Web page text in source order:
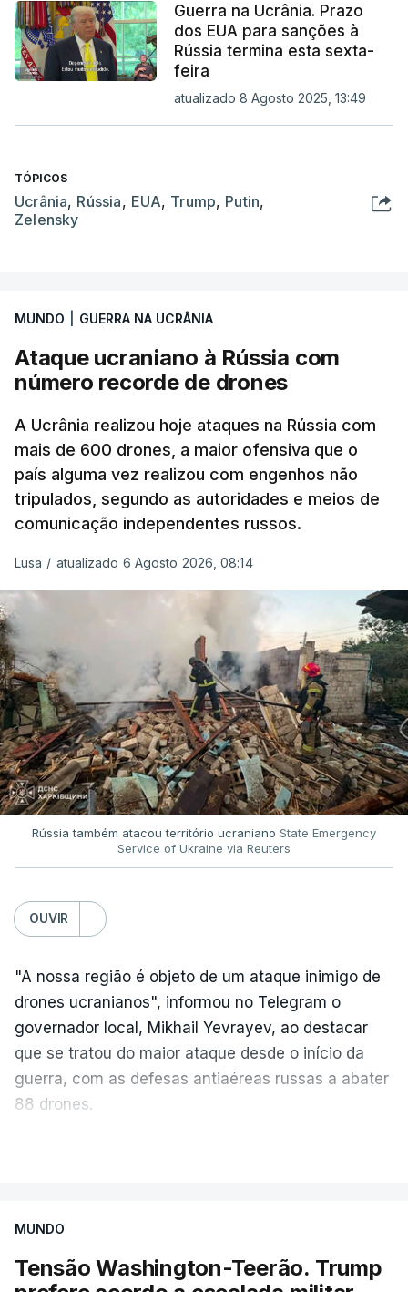
Guerra na Ucrânia. Prazo
dos EUA para sanções à
Rússia termina esta sexta-
feira
atualizado 8 Agosto 2025, 13:49
TÓPICOS
Ucrânia, Rússia, EUA, Trump, Putin,
Zelensky
MUNDO GUERRA NA UCRÂNIA
Ataque ucraniano à Rússia com
número recorde de drones
A Ucrânia realizou hoje ataques na Rússia com
mais de 600 drones, a maior ofensiva que o
país alguma vez realizou com engenhos não
tripulados, segundo as autoridades e meios de
comunicação independentes russos.
Lusa / atualizado 6 Agosto 2026, 08:14
Rússia também atacou território ucraniano State Emergency
Service of Ukraine via Reuters
OUVIR
"A nossa região é objeto de um ataque inimigo de
drones ucranianos", informou no Telegram o
governador local, Mikhail Yevrayev, ao destacar
que se tratou do maior ataque desde o início da
guerra, com as defesas antiaéreas russas a abater
88 drones.
península da Crimeia e os mares Negro e de Azov.
O ataque ucraniano desta noite superou os
MUNDO
Tensão Washington-Teerão. Trump